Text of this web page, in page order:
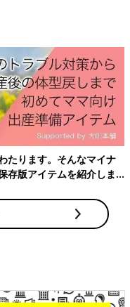
トライプ柄シャツ。す
大人可愛いデザインです
、パンツと合わせたキレ
やビスチェを合わせたス
れるtal.by yumi.の
たります。そんなマイナ
存版アイテムを紹介しま